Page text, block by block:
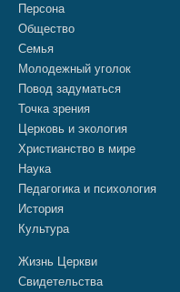
Персона
Общество
Семья
Молодежный уголок
Повод задуматься
Точка зрения
Церковь и экология
Христианство в мире
Наука
Педагогика и психология
История
Культура
Жизнь Церкви
Свидетельства